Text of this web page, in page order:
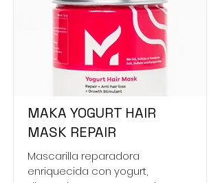
MAKA YOGURT HAIR
MASK REPAIR
Mascarilla reparadora
enriquecida con yogurt,